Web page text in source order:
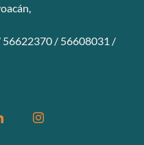
56622370 / 56608031 /